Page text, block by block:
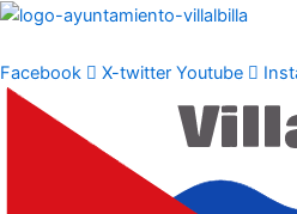
Ir
contenido
Facebook X-twitter Youtube